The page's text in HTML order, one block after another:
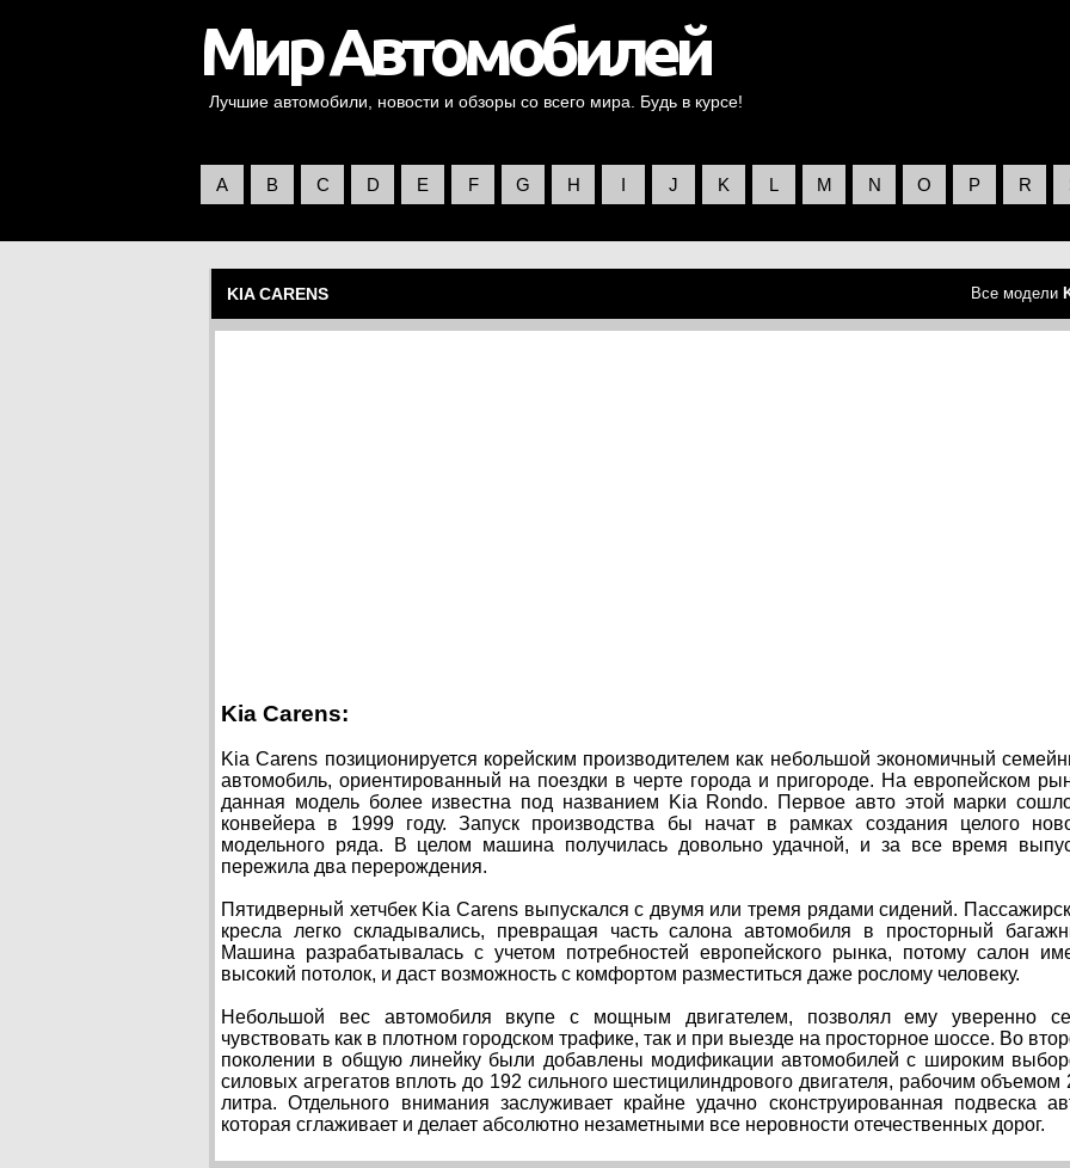
Лучшие автомобили, новости и обзоры со всего мира. Будь в курсе!
A B C D E F G H I J K L M N O P R
KIA CARENS Все модели
Kia Carens:
Kia Carens позиционируется корейским производителем как небольшой экономичный
автомобиль, ориентированный на поездки в черте города и пригороде. На европейском
данная модель более известна под названием Kia Rondo. Первое авто этой марки
конвейера в 1999 году. Запуск производства бы начат в рамках создания целого
модельного ряда. В целом машина получилась довольно удачной, и за все время
пережила два перерождения.
Пятидверный хетчбек Kia Carens выпускался с двумя или тремя рядами сидений.
кресла легко складывались, превращая часть салона автомобиля в просторный
Машина разрабатывалась с учетом потребностей европейского рынка, потому салон
высокий потолок, и даст возможность с комфортом разместиться даже рослому человеку.
Небольшой вес автомобиля вкупе с мощным двигателем, позволял ему уверенно
чувствовать как в плотном городском трафике, так и при выезде на просторное шоссе. Во
поколении в общую линейку были добавлены модификации автомобилей с широким
силовых агрегатов вплоть до 192 сильного шестицилиндрового двигателя, рабочим объемом
литра. Отдельного внимания заслуживает крайне удачно сконструированная подвеска
которая сглаживает и делает абсолютно незаметными все неровности отечественных дорог.